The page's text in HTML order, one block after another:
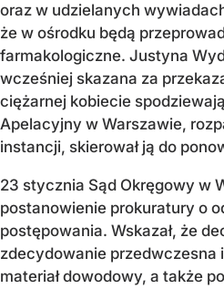
oraz w udzielanych
że w ośrodku będą
farmakologiczne. Justyna
wcześniej skazana za
ciężarnej kobiecie
Apelacyjny w Warszawie,
instancji, skierował ją do
23 stycznia Sąd Okręgowy w
postanowienie prokuratury o
postępowania. Wskazał, że
zdecydowanie przedwczesna
materiał dowodowy, a także